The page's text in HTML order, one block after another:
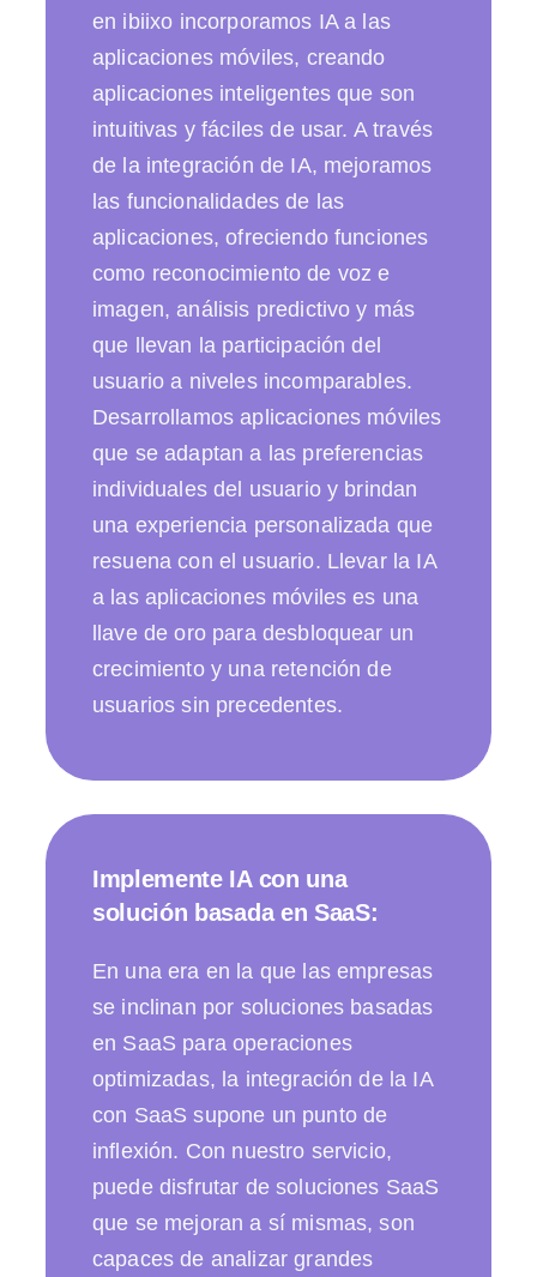
en ibiixo incorporamos IA a las
aplicaciones móviles, creando
aplicaciones inteligentes que son
intuitivas y fáciles de usar. A través
de la integración de IA, mejoramos
las funcionalidades de las
aplicaciones, ofreciendo funciones
como reconocimiento de voz e
imagen, análisis predictivo y más
que llevan la participación del
usuario a niveles incomparables.
Desarrollamos aplicaciones móviles
que se adaptan a las preferencias
individuales del usuario y brindan
una experiencia personalizada que
resuena con el usuario. Llevar la IA
a las aplicaciones móviles es una
llave de oro para desbloquear un
crecimiento y una retención de
usuarios sin precedentes.
Implemente IA con una
solución basada en SaaS:
En una era en la que las empresas
se inclinan por soluciones basadas
en SaaS para operaciones
optimizadas, la integración de la IA
con SaaS supone un punto de
inflexión. Con nuestro servicio,
puede disfrutar de soluciones SaaS
que se mejoran a sí mismas, son
capaces de analizar grandes